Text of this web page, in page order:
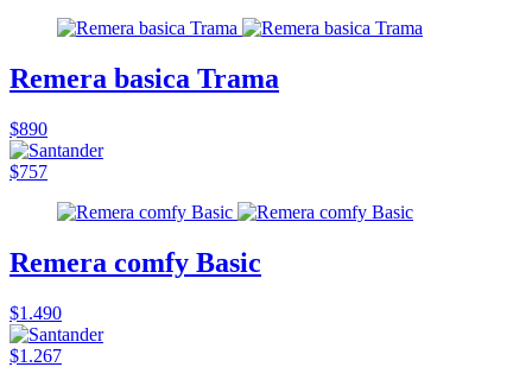
Remera basica Trama
$890
$757
Remera comfy Basic
$1.490
$1.267